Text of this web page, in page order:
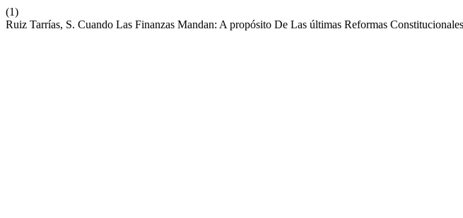
(1)
Ruiz Tarrías, S. Cuando Las Finanzas Mandan: A propósito De Las últimas Reformas